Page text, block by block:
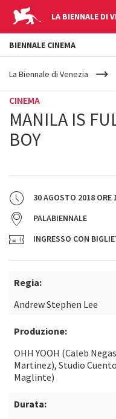
LA BIENNALE DI
YOUR
ARE
La Biennale di Venezia
CINEMA
MANILA IS
BOY
30 AGOSTO 2018 ORE
PALABIENNALE
INGRESSO CON
Regia:
Andrew Stephen Lee
Produzione:
OHH YOOH (Caleb
Martinez), Studio
Maglinte)
Durata:
BIENNALE CINEMA